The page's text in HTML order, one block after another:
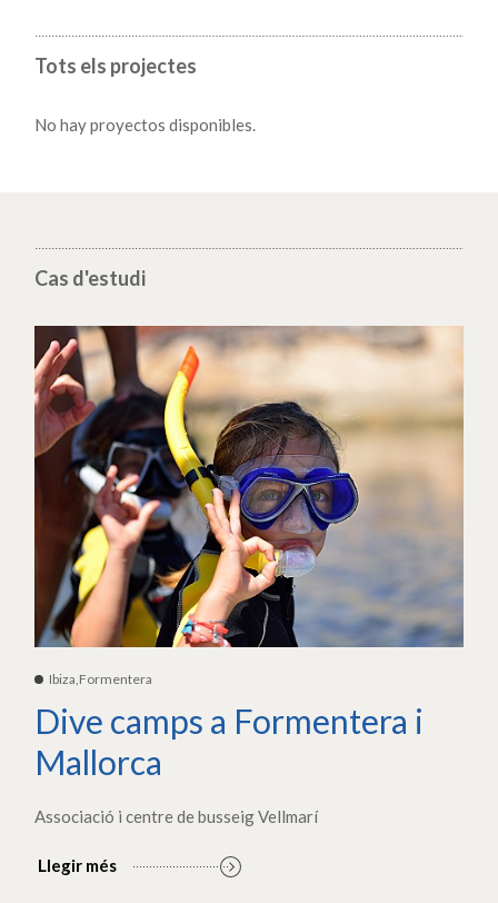
Tots els projectes
No hay proyectos disponibles.
Cas d'estudi
Ibiza,Formentera
Dive camps a Formentera i
Mallorca
Associació i centre de busseig Vellmarí
Llegir més